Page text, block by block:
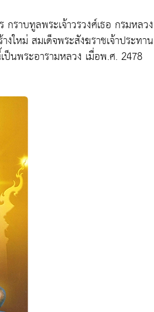
ราบทูลพระเจ้าวรวงศ์เธอ กรมหลวง
ใหม่ สมเด็จพระสังฆราชเจ้าประทาน
นพระอารามหลวง เมื่อพ.ศ. 2478